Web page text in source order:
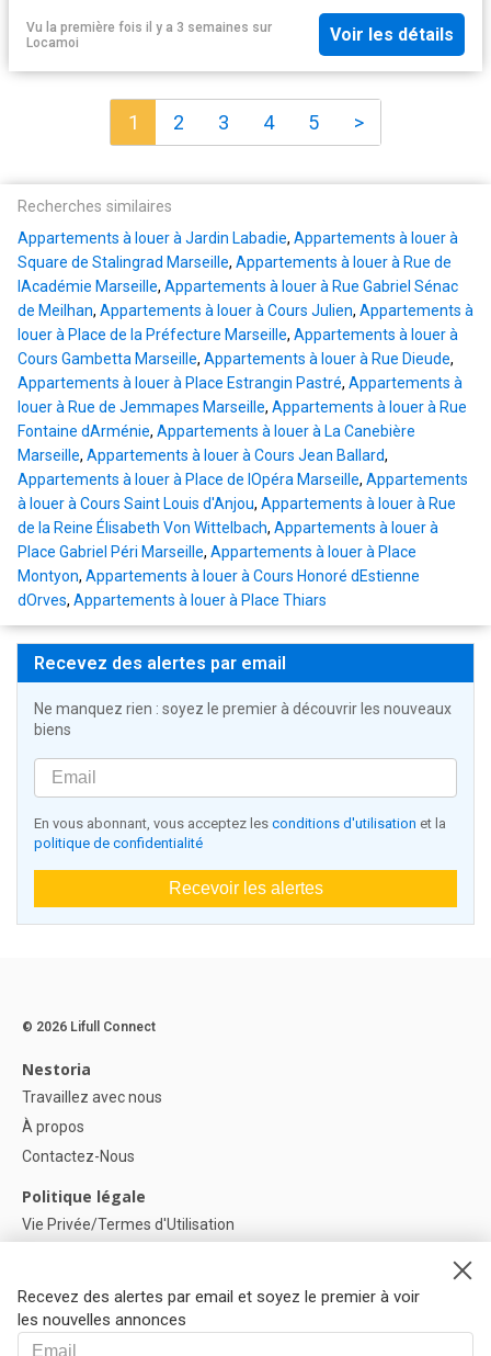
Vu la première fois il y a 3 semaines sur
Locamoi
Voir les détails
1 2 3 4 5 >
Recherches similaires
Appartements à louer à Jardin Labadie, Appartements à louer à
Square de Stalingrad Marseille, Appartements à louer à Rue de
lAcadémie Marseille, Appartements à louer à Rue Gabriel Sénac
de Meilhan, Appartements à louer à Cours Julien, Appartements à
louer à Place de la Préfecture Marseille, Appartements à louer à
Cours Gambetta Marseille, Appartements à louer à Rue Dieude,
Appartements à louer à Place Estrangin Pastré, Appartements à
louer à Rue de Jemmapes Marseille, Appartements à louer à Rue
Fontaine dArménie, Appartements à louer à La Canebière
Marseille, Appartements à louer à Cours Jean Ballard,
Appartements à louer à Place de lOpéra Marseille, Appartements
à louer à Cours Saint Louis d'Anjou, Appartements à louer à Rue
de la Reine Élisabeth Von Wittelbach, Appartements à louer à
Place Gabriel Péri Marseille, Appartements à louer à Place
Montyon, Appartements à louer à Cours Honoré dEstienne
dOrves, Appartements à louer à Place Thiars
Recevez des alertes par email
Ne manquez rien : soyez le premier à découvrir les nouveaux
biens
En vous abonnant, vous acceptez les conditions d'utilisation et la
politique de confidentialité
Recevoir les alertes
Recevez des alertes par email et soyez le premier à voir
les nouvelles annonces
© 2026 Lifull Connect
Nestoria
Travaillez avec nous
À propos
Contactez-Nous
Politique légale
Vie Privée/Termes d'Utilisation
Paramètres des cookies